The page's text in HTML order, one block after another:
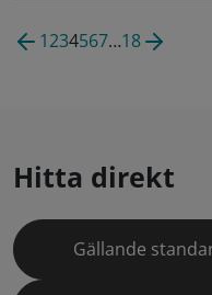
1234567…18
Hitta direkt
Gällande